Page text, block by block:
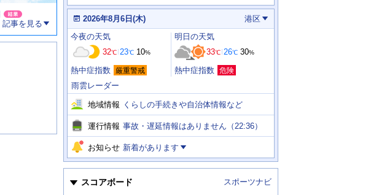
記事を見る
情
報
ス
本
日
の
天
気
運
情
報
2026年8月6日(木) 港区
今
日
明
日
の
天
気
今夜の天気
32℃ 23℃ 10%
熱中症指数 厳重警戒
明日 の天気
33℃ 26℃ 30%
熱中症指数 危険
雨雲レーダー
地域情報 くらしの手続きや自治体情報など
運行情報 事故・遅延情報はありません（22:36）
お知らせ 新着があります
スコアボード スポーツナビ